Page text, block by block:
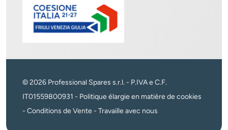
© 2026 Professional Spares s.r.l. - P.IVA e C.F.
IT01559800931 - Politique élargie en matière de cookies
- Conditions de Vente - Travaille avec nous